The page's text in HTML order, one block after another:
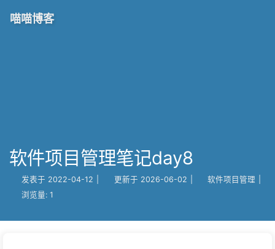
喵喵博客
软件项目管理笔记day8
发表于 2022-04-12 更新于 2026-06-02 软件项目管理
浏览量: 1